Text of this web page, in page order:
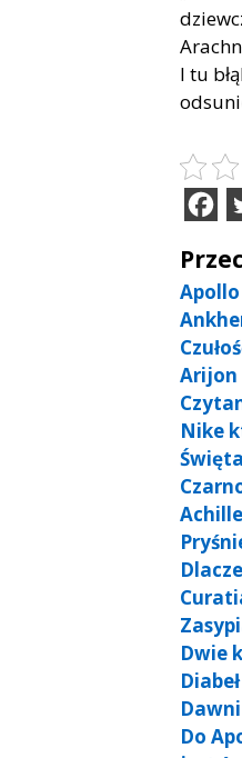
I tu
Arijon
Nike
Dwie
Diabeł
Do